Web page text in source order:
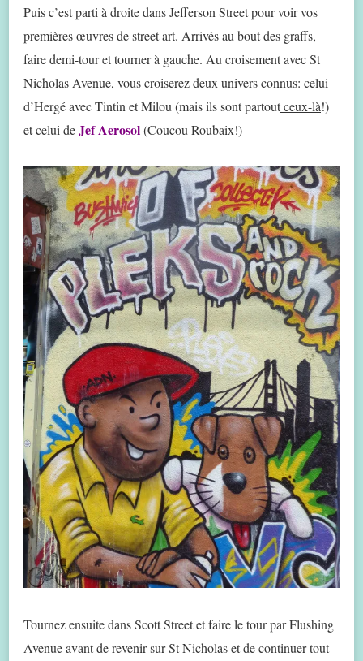
Puis c’est parti à droite dans Jefferson Street pour voir vos
premières œuvres de street art. Arrivés au bout des graffs,
faire demi-tour et tourner à gauche. Au croisement avec St
Nicholas Avenue, vous croiserez deux univers connus: celui
d’Hergé avec Tintin et Milou (mais ils sont partoutceux-là!)
et celui deJef Aerosol(Coucou Roubaix!)
Tournez ensuite dans Scott Street et faire le tour par Flushing
Avenue avant de revenir sur St Nicholas et de continuer tout